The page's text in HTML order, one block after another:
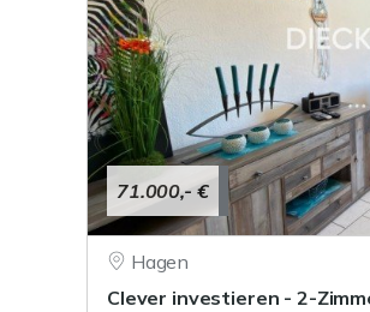
71.000,- €
Hagen
Clever investieren - 2-